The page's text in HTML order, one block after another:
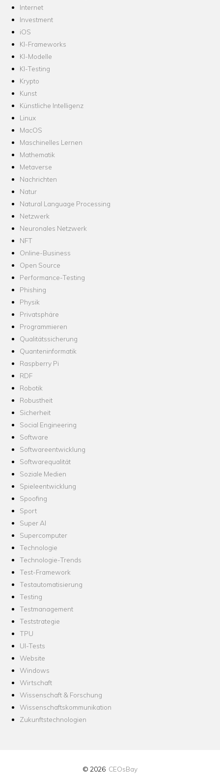
Internet
Investment
iOS
KI-Frameworks
KI-Modelle
KI-Testing
Krypto
Kunst
Künstliche Intelligenz
Linux
MacOS
Maschinelles Lernen
Mathematik
Metaverse
Nachrichten
Natur
Natural Language Processing
Netzwerk
Neuronales Netzwerk
NFT
Online-Business
Open Source
Performance-Testing
Phishing
Physik
Privatsphäre
Programmieren
Qualitätssicherung
Quanteninformatik
Raspberry Pi
RDF
Robotik
Robustheit
Sicherheit
Social Engineering
Software
Softwareentwicklung
Softwarequalität
Soziale Medien
Spieleentwicklung
Spoofing
Sport
Super AI
Supercomputer
Technologie
Technologie-Trends
Test-Framework
Testautomatisierung
Testing
Testmanagement
Teststrategie
TPU
UI-Tests
Website
Windows
Wirtschaft
Wissenschaft & Forschung
Wissenschaftskommunikation
Zukunftstechnologien
© 2026 CEOsBay